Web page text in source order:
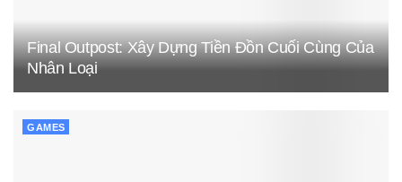
Final Outpost: Xây Dựng Tiền Đồn Cuối Cùng Của
Nhân Loại
GAMES